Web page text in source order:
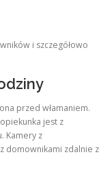
i szczegółowo
przed włamaniem.
jest z
Kamery z
domownikami zdalnie z